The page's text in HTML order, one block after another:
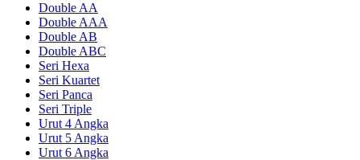
Double AA
Double AAA
Double AB
Double ABC
Seri Hexa
Seri Kuartet
Seri Panca
Seri Triple
Urut 4 Angka
Urut 5 Angka
Urut 6 Angka